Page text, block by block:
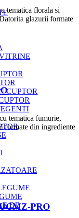
GENTI
tematica florala si
glazurii formate
tematica fumurie,
formate din ingrediente
PRO